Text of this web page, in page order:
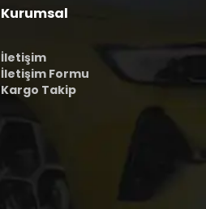
Kurumsal
İletişim
İletişim Formu
Kargo Takip